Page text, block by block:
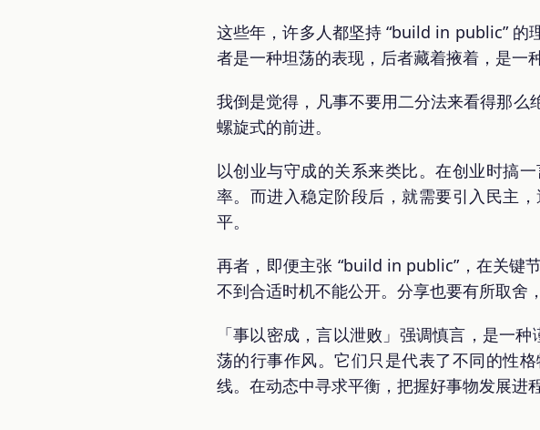
这些年，许多人都坚持 “build in public” 的
者是一种坦荡的表现，后者藏着掖着，是一
我倒是觉得，凡事不要用二分法来看得那
螺旋式的前进。
以创业与守成的关系来类比。在创业时搞
率。而进入稳定阶段后，就需要引入民主
平。
再者，即便主张 “build in public”，在关键
不到合适时机不能公开。分享也要有所取舍
「事以密成，言以泄败」强调慎言，是一
荡的行事作风。它们只是代表了不同的性
线。在动态中寻求平衡，把握好事物发展进